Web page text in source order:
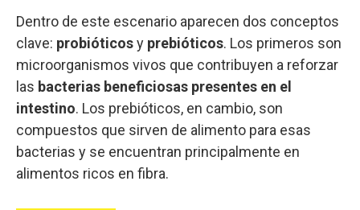
Dentro de este escenario aparecen dos conceptos
clave: probióticosy prebióticos. Los primeros son
microorganismos vivos que contribuyen a reforzar
las bacterias beneficiosas presentes en el
intestino. Los prebióticos, en cambio, son
compuestos que sirven de alimento para esas
bacterias y se encuentran principalmente en
alimentos ricos en fibra.